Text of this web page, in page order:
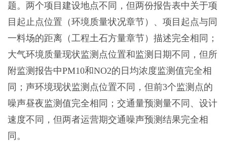
题。两个项目建设地点不同，但两份报告表中关于项
目起止点位置（环境质量状况章节）、项目起点与同
一料场的距离（工程土石方量章节）描述完全相同；
大气环境质量现状监测点位置和监测日期不同，但所
附监测报告中PM10和NO2的日均浓度监测值完全相
同；声环境现状监测点位置不同，但前3个监测点的
噪声昼夜监测值完全相同；交通量预测量不同、设计
速度不同，但两者运营期交通噪声预测结果完全相
同。